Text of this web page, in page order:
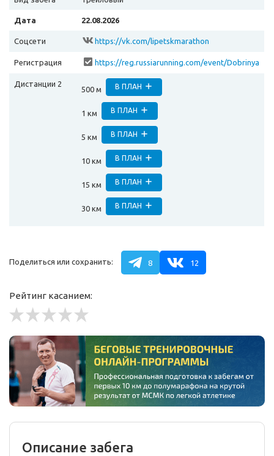
Дата 22.08.2026
Соцсети https://vk.com/lipetskmarathon
Регистрация
https://reg.russiarunning.com/event/Dobrinya
Дистанции 2
500 м В ПЛАН
1 км В ПЛАН
5 км В ПЛАН
10 км В ПЛАН
15 км В ПЛАН
30 км В ПЛАН
Поделиться или сохранить: 8 12
Рейтинг касанием:
Описание забега